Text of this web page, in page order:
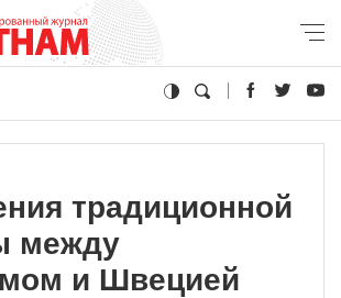
традиционной
между
и Швецией